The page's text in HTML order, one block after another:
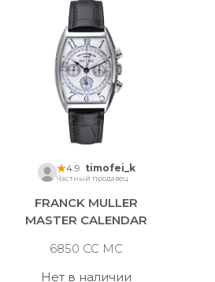
4.9 timofei_k
Частный продавец
FRANCK MULLER
MASTER CALENDAR
6850 CC MC
Нет в наличии